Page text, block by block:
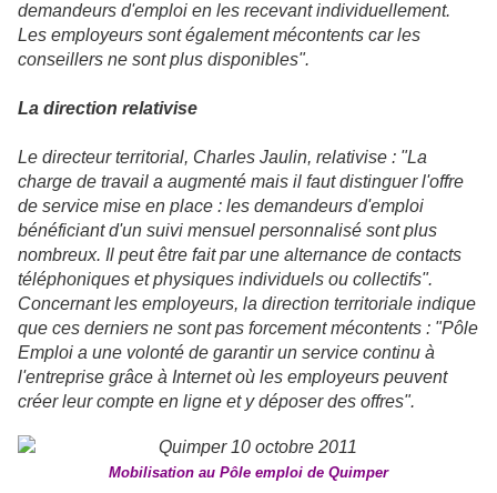
demandeurs d'emploi en les recevant individuellement.
Les employeurs sont également mécontents car les
conseillers ne sont plus disponibles".
La direction relativise
Le directeur territorial, Charles Jaulin, relativise : "La
charge de travail a augmenté mais il faut distinguer l'offre
de service mise en place : les demandeurs d'emploi
bénéficiant d'un suivi mensuel personnalisé sont plus
nombreux. Il peut être fait par une alternance de contacts
téléphoniques et physiques individuels ou collectifs".
Concernant les employeurs, la direction territoriale indique
que ces derniers ne sont pas forcement mécontents : "Pôle
Emploi a une volonté de garantir un service continu à
l'entreprise grâce à Internet où les employeurs peuvent
créer leur compte en ligne et y déposer des offres".
Mobilisation au Pôle emploi de Quimper